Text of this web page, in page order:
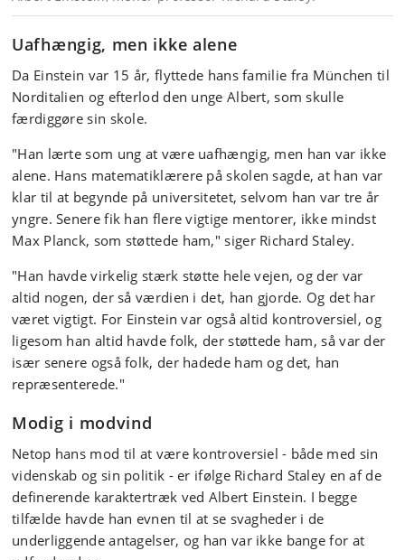
Uafhængig, men ikke alene
Da Einstein var 15 år, flyttede hans familie fra München til
Norditalien og efterlod den unge Albert, som skulle
færdiggøre sin skole.
"Han lærte som ung at være uafhængig, men han var ikke
alene. Hans matematiklærere på skolen sagde, at han var
klar til at begynde på universitetet, selvom han var tre år
yngre. Senere fik han flere vigtige mentorer, ikke mindst
Max Planck, som støttede ham," siger Richard Staley.
"Han havde virkelig stærk støtte hele vejen, og der var
altid nogen, der så værdien i det, han gjorde. Og det har
været vigtigt. For Einstein var også altid kontroversiel, og
ligesom han altid havde folk, der støttede ham, så var der
især senere også folk, der hadede ham og det, han
repræsenterede."
Modig i modvind
Netop hans mod til at være kontroversiel - både med sin
videnskab og sin politik - er ifølge Richard Staley en af de
definerende karaktertræk ved Albert Einstein. I begge
tilfælde havde han evnen til at se svagheder i de
underliggende antagelser, og han var ikke bange for at